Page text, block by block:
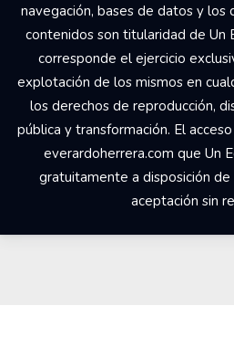
navegación, bases de datos y
contenidos son titularidad de Un
corresponde el ejercicio
explotación de los mismos en
los derechos de reproducción,
pública y transformación. El
everardoherrera.com que Un
gratuitamente a disposición de
aceptación sin